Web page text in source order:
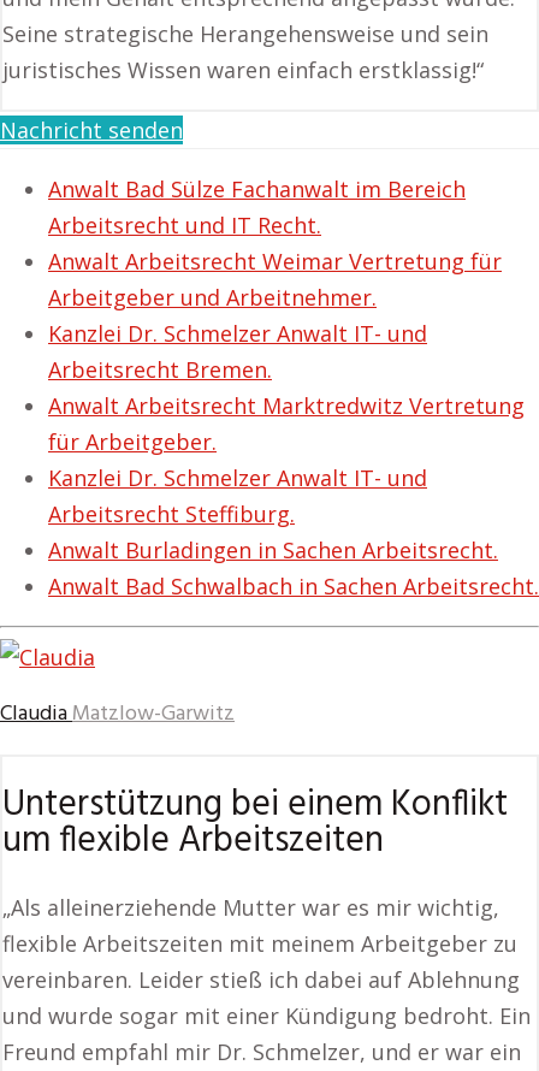
Seine strategische Herangehensweise und sein
juristisches Wissen waren einfach erstklassig!“
Nachricht senden
Anwalt Bad Sülze Fachanwalt im Bereich
Arbeitsrecht und IT Recht.
Anwalt Arbeitsrecht Weimar Vertretung für
Arbeitgeber und Arbeitnehmer.
Kanzlei Dr. Schmelzer Anwalt IT- und
Arbeitsrecht Bremen.
Anwalt Arbeitsrecht Marktredwitz Vertretung
für Arbeitgeber.
Kanzlei Dr. Schmelzer Anwalt IT- und
Arbeitsrecht Steffiburg.
Anwalt Burladingen in Sachen Arbeitsrecht.
Anwalt Bad Schwalbach in Sachen Arbeitsrecht.
ClaudiaMatzlow-Garwitz
Unterstützung bei einem Konflikt
um flexible Arbeitszeiten
„Als alleinerziehende Mutter war es mir wichtig,
flexible Arbeitszeiten mit meinem Arbeitgeber zu
vereinbaren. Leider stieß ich dabei auf Ablehnung
und wurde sogar mit einer Kündigung bedroht. Ein
Freund empfahl mir Dr. Schmelzer, und er war ein